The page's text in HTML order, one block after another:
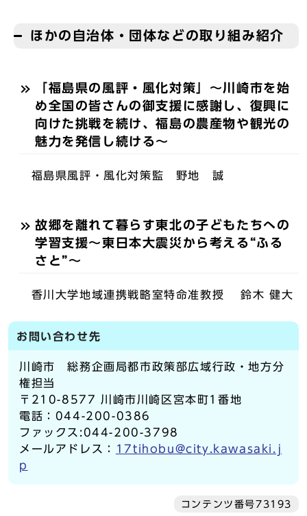
ほかの自治体・団体などの取り組み紹介
「福島県の風評・風化対策」〜川崎市を始
め全国の皆さんの御支援に感謝し、復興に
向けた挑戦を続け、福島の農産物や観光の
魅力を発信し続ける〜
福島県風評・風化対策監 野地 誠
故郷を離れて暮らす東北の子どもたちへの
学習支援〜東日本大震災から考える“ふる
さと”〜
香川大学地域連携戦略室特命准教授 鈴木 健大
お問い合わせ先
川崎市 総務企画局都市政策部広域行政・地方分
権担当
〒210-8577 川崎市川崎区宮本町1番地
電話：044-200-0386
ファックス:044-200-3798
メールアドレス：
17tihobu@city.kawasaki.j
p
コンテンツ番号73193